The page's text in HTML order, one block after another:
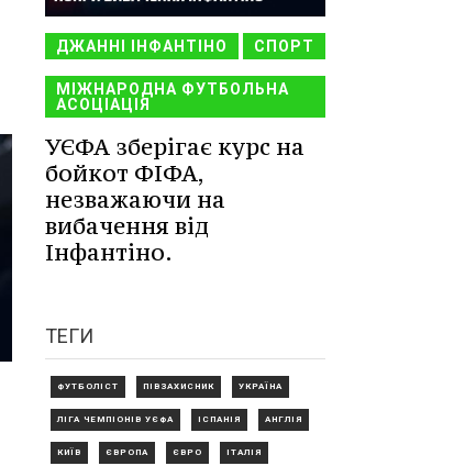
ДЖАННІ ІНФАНТІНО СПОРТ
МІЖНАРОДНА ФУТБОЛЬНА
АСОЦІАЦІЯ
УЄФА зберігає курс на
бойкот ФІФА,
незважаючи на
вибачення від
Інфантіно.
ТЕГИ
ФУТБОЛІСТ ПІВЗАХИСНИК УКРАЇНА
ЛІГА ЧЕМПІОНІВ УЄФА ІСПАНІЯ АНГЛІЯ
КИЇВ ЄВРОПА ЄВРО ІТАЛІЯ